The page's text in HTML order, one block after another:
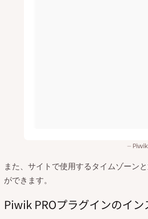
また、サイトで使用するタイムゾーン
ができます。
Piwik PROプラグインのイン